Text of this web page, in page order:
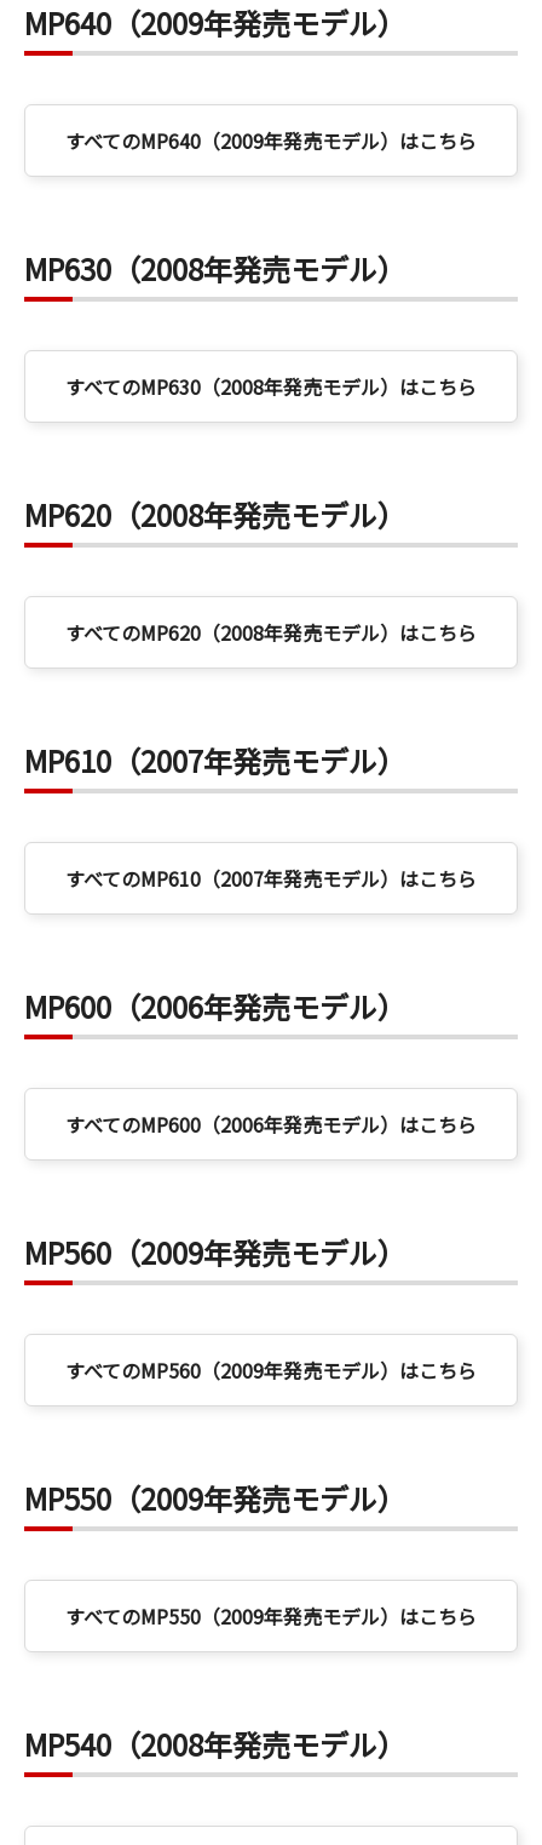
MP640（2009年発売モデル）
すべてのMP640（2009年発売モデル）はこちら
MP630（2008年発売モデル）
すべてのMP630（2008年発売モデル）はこちら
MP620（2008年発売モデル）
すべてのMP620（2008年発売モデル）はこちら
MP610（2007年発売モデル）
すべてのMP610（2007年発売モデル）はこちら
MP600（2006年発売モデル）
すべてのMP600（2006年発売モデル）はこちら
MP560（2009年発売モデル）
すべてのMP560（2009年発売モデル）はこちら
MP550（2009年発売モデル）
すべてのMP550（2009年発売モデル）はこちら
MP540（2008年発売モデル）